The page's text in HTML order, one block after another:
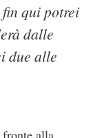
fin qui potrei
dalle
due alle
alla